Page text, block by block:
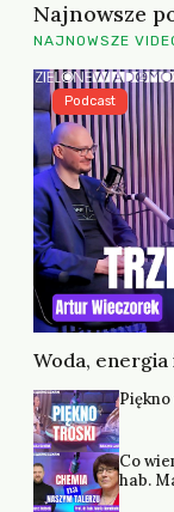
Najnowsze
NAJNOWSZE
Woda,
Podcast
Co
hab.